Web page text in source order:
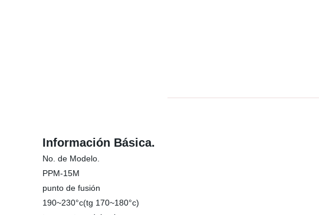
Información Básica.
No. de Modelo.
PPM-15M
punto de fusión
190~230°c(tg 170~180°c)